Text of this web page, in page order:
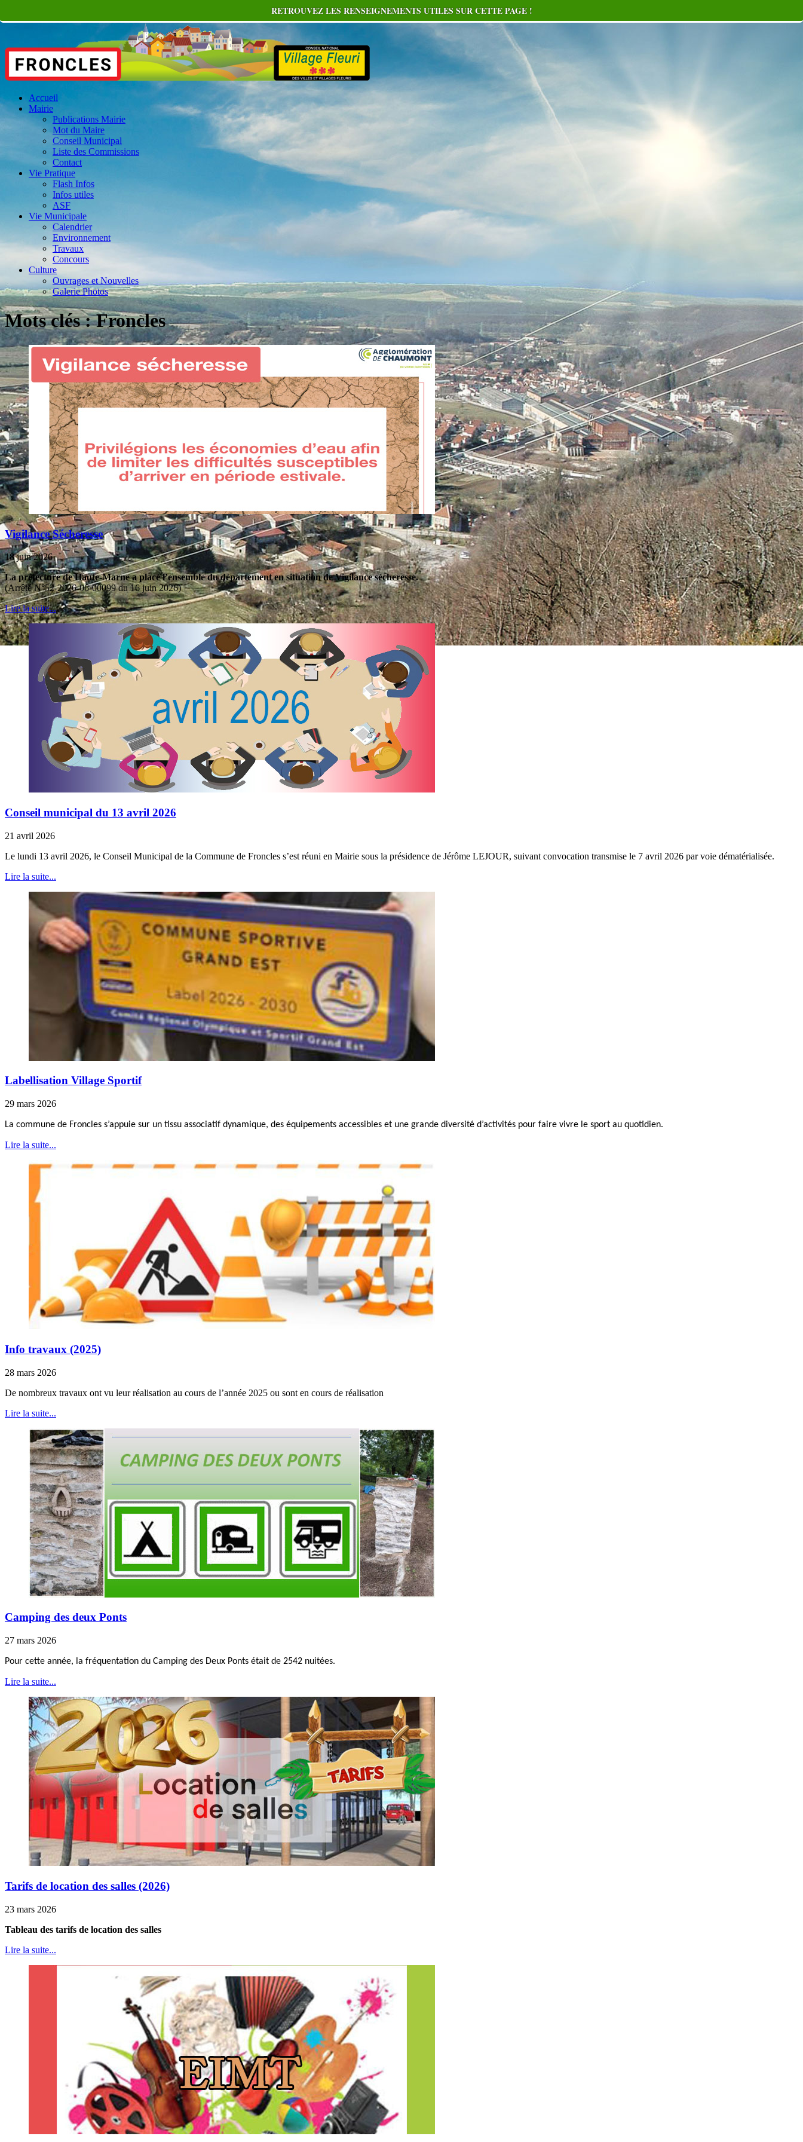
Accueil
Mairie
Publications Mairie
Mot du Maire
Conseil Municipal
Liste des Commissions
Contact
Vie Pratique
Flash Infos
Infos utiles
ASF
Vie Municipale
Calendrier
Environnement
Travaux
Concours
Culture
Ouvrages et Nouvelles
Galerie Photos
Mots clés : Froncles
Vigilance Sécheresse
18 juin 2026
La préfecture de Haute-Marne a placé l’ensemble du département en situation de Vigilance sécheresse.
(Arrêté N°52-2026-06-00099 du 16 juin 2026)
Lire la suite...
Conseil municipal du 13 avril 2026
21 avril 2026
Le lundi 13 avril 2026, le Conseil Municipal de la Commune de Froncles s’est réuni en Mairie sous la présidence de Jérôme LEJOUR, suivant convocation transmise le 7 avril 2026 par voie dématérialisée.
Lire la suite...
Labellisation Village Sportif
29 mars 2026
La commune de Froncles s’appuie sur un tissu associatif dynamique, des équipements accessibles et une grande diversité d’activités pour faire vivre le sport au quotidien.
Lire la suite...
Info travaux (2025)
28 mars 2026
De nombreux travaux ont vu leur réalisation au cours de l’année 2025 ou sont en cours de réalisation
Lire la suite...
Camping des deux Ponts
27 mars 2026
Pour cette année, la fréquentation du Camping des Deux Ponts était de 2542 nuitées.
Lire la suite...
Tarifs de location des salles (2026)
23 mars 2026
Tableau des tarifs de location des salles
Lire la suite...
RETROUVEZ LES RENSEIGNEMENTS UTILES SUR CETTE PAGE !